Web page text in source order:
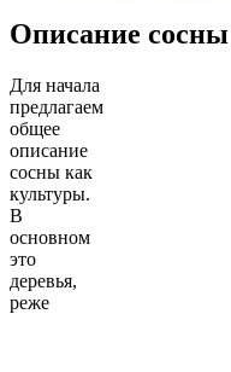
Описание сосны
Для начала
предлагаем
общее
описание
сосны как
культуры.
В
основном
это
деревья,
реже